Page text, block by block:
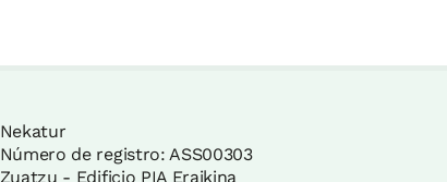
Nekatur
Número de registro: ASS00303
Zuatzu - Edificio PIA Eraikina